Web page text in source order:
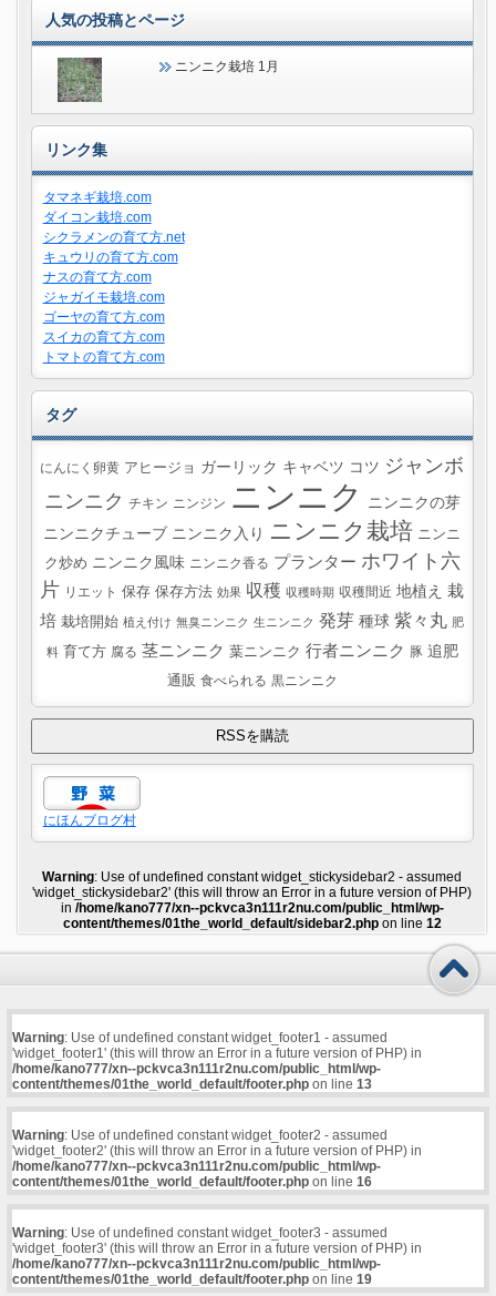
人気の投稿とページ
ニンニク栽培 1月
リンク集
タマネギ栽培.com
ダイコン栽培.com
シクラメンの育て方.net
キュウリの育て方.com
ナスの育て方.com
ジャガイモ栽培.com
ゴーヤの育て方.com
スイカの育て方.com
トマトの育て方.com
タグ
にんにく卵黄 アヒージョ ガーリック キャベツ コツ ジャンボ
ニンニク チキン ニンジン ニンニク
ニンニクの芽
ニンニクチューブ ニンニク入り ニンニク栽培 ニンニ
ク炒め ニンニク風味 ニンニク香る プランター ホワイト六
片 リエット 保存 保存方法 効果 収穫 収穫時期 収穫間近 地植え 栽
培 栽培開始 植え付け 無臭ニンニク 生ニンニク 発芽 種球 紫々丸 肥
料 育て方 腐る 茎ニンニク 葉ニンニク 行者ニンニク 豚 追肥
通販 食べられる 黒ニンニク
にほんブログ村
Warning: Use of undefined constant widget_stickysidebar2 - assumed
'widget_stickysidebar2' (this will throw an Error in a future version of PHP)
in /home/kano777/xn--pckvca3n111r2nu.com/public_html/wp-
content/themes/01the_world_default/sidebar2.phpon line 12
Warning: Use of undefined constant widget_footer1 - assumed
'widget_footer1' (this will throw an Error in a future version of PHP) in
/home/kano777/xn--pckvca3n111r2nu.com/public_html/wp-
content/themes/01the_world_default/footer.phpon line 13
Warning: Use of undefined constant widget_footer2 - assumed
'widget_footer2' (this will throw an Error in a future version of PHP) in
/home/kano777/xn--pckvca3n111r2nu.com/public_html/wp-
content/themes/01the_world_default/footer.phpon line 16
Warning: Use of undefined constant widget_footer3 - assumed
'widget_footer3' (this will throw an Error in a future version of PHP) in
/home/kano777/xn--pckvca3n111r2nu.com/public_html/wp-
content/themes/01the_world_default/footer.phpon line 19